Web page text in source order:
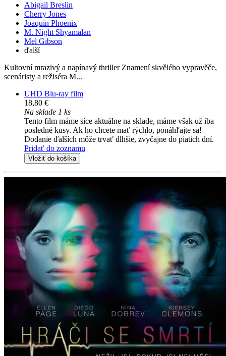
Abigail Breslin
Cherry Jones
Joaquin Phoenix
M. Night Shyamalan
Mel Gibson
ďalší
Kultovní mrazivý a napínavý thriller Znamení skvělého vypravěče,
scenáristy a režiséra M...
UHD Blu-ray film
18,80 €
Na sklade 1 ks
Tento film máme síce aktuálne na sklade, máme však už iba
posledné kusy. Ak ho chcete mať rýchlo, ponáhľajte sa!
Dodanie ďalších môže trvať dlhšie, zvyčajne do piatich dní.
Pridať do zoznamu
Vložiť do košíka